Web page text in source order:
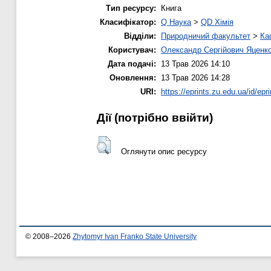
Тип ресурсу:
Книга
Класифікатор: Q Наука> QD Хімія
Відділи:
Природничий факультет >
Користувач: Олександр Сергійович
Дата подачі:
13 Трав 2026 14:10
Оновлення:
13 Трав 2026 14:28
URI:
https://eprints.zu.edu.ua/id/
Дії ​​(потрібно ввійти)
Оглянути опис ресурсу
© 2008–2026 Zhytomyr Ivan Franko State University